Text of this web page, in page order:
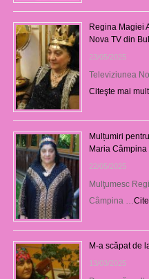
Regina Magiei
Nova TV din
23/05/2025
Televiziunea
Citeşte mai
Mulțumiri
Maria Câmpina
22/05/2025
Mulţumesc
Câmpina …
M-a scăpat de
13/03/2025